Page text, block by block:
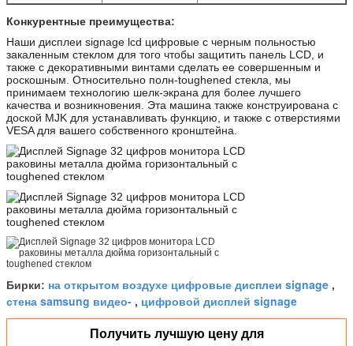
Конкурентные преимущества:
Наши дисплеи signage lcd цифровые с черным польностью
закаленным стеклом для того чтобы защитить панель LCD, и
также с декоративными винтами сделать ее совершенным и
роскошным. Относительно полн-toughened стекла, мы
принимаем технологию шелк-экрана для более лучшего
качества и возникновения. Эта машина также конструирована с
доской MJK для устанавливать функцию, и также с отверстиями
VESA для вашего собственного кронштейна.
Бирки: на открытом воздухе цифровые дисплеи signage ,
стена samsung видео- , цифровой дисплей signage
Получить лучшую цену для